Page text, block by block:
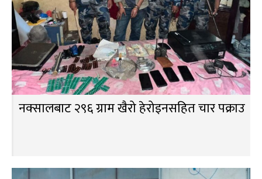
नक्सालबाट २९६ ग्राम खैरो हेरोइनसहित चार पक्राउ